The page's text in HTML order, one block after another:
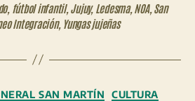
, fútbol infantil, Jujuy, Ledesma, NOA, San
Integración, Yungas jujeñas
Categorías
SAN MARTÍN
CULTURA